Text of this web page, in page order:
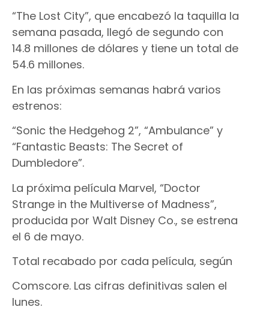
“The Lost City”, que encabezó la taquilla la
semana pasada, llegó de segundo con
14.8 millones de dólares y tiene un total de
54.6 millones.
En las próximas semanas habrá varios
estrenos:
“Sonic the Hedgehog 2”, “Ambulance” y
“Fantastic Beasts: The Secret of
Dumbledore”.
La próxima película Marvel, “Doctor
Strange in the Multiverse of Madness”,
producida por Walt Disney Co., se estrena
el 6 de mayo.
Total recabado por cada película, según
Comscore. Las cifras definitivas salen el
lunes.